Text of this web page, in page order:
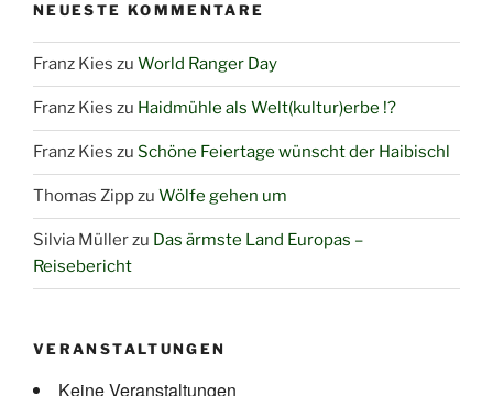
NEUESTE KOMMENTARE
Franz Kies zu World Ranger Day
Franz Kies zu Haidmühle als Welt(kultur)erbe !?
Franz Kies zu Schöne Feiertage wünscht der Haibischl
Thomas Zippzu Wölfe gehen um
Silvia Müllerzu Das ärmste Land Europas –
Reisebericht
VERANSTALTUNGEN
Keine Veranstaltungen